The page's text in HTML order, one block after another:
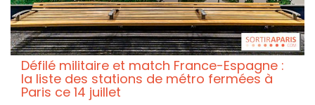
Défilé militaire et match France-Espagne :
la liste des stations de métro fermées à
Paris ce 14 juillet